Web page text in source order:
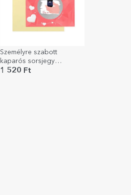
Személyre szabott
kaparós sorsjegy
szöveggel - Házassági
1 520 Ft